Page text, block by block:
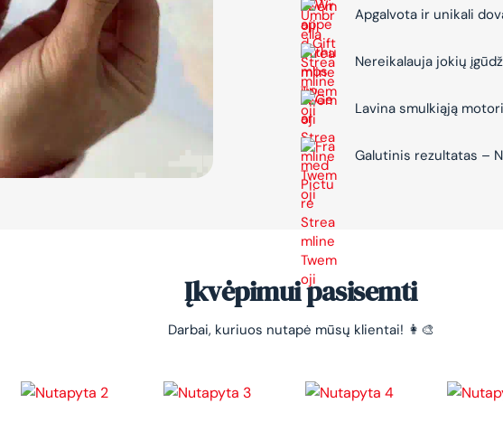
Apgalvota ir unikali
Nereikalauja jokių
Lavina smulkiąją
Galutinis rezultatas –
Įkvėpimui pasisemti
Darbai, kuriuos nutapė mūsų klientai! 👩‍🎨